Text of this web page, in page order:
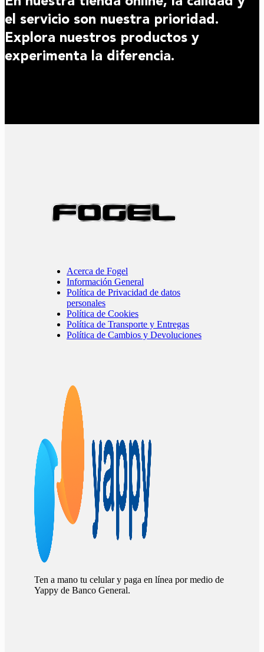
el servicio son nuestra prioridad.
Explora nuestros productos y
experimenta la diferencia.
Acerca de Fogel
Información General
Política de Privacidad de datos
personales
Política de Cookies
Política de Transporte y Entregas
Política de Cambios y Devoluciones
Ten a mano tu celular y paga en línea por medio de
Yappy de Banco General.